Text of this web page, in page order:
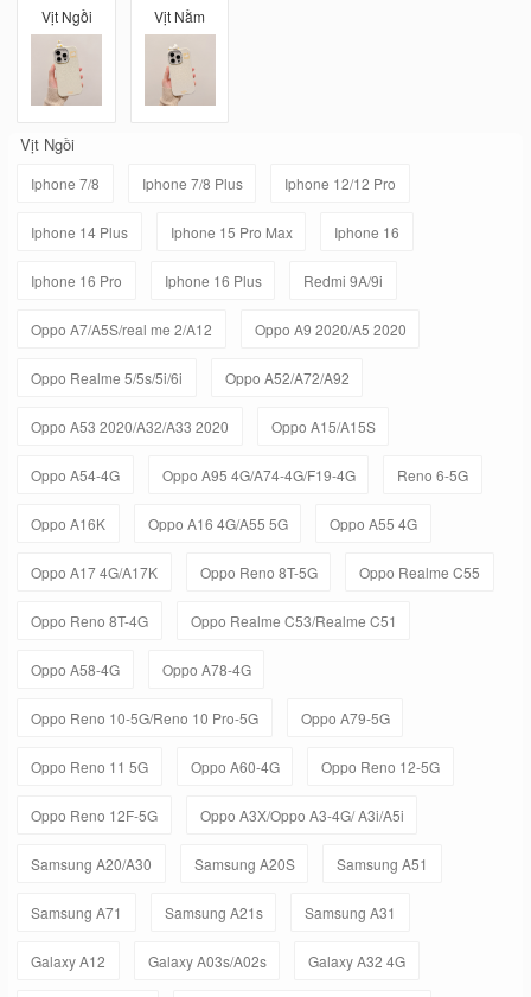
Vịt Ngồi Vịt Nằm
Vịt Ngồi
Iphone 7/8 Iphone 7/8 Plus Iphone 12/12 Pro
Iphone 14 Plus Iphone 15 Pro Max Iphone 16
Iphone 16 Pro Iphone 16 Plus Redmi 9A/9i
Oppo A7/A5S/real me 2/A12 Oppo A9 2020/A5 2020
Oppo Realme 5/5s/5i/6i Oppo A52/A72/A92
Oppo A53 2020/A32/A33 2020 Oppo A15/A15S
Oppo A54-4G Oppo A95 4G/A74-4G/F19-4G Reno 6-5G
Oppo A16K Oppo A16 4G/A55 5G Oppo A55 4G
Oppo A17 4G/A17K Oppo Reno 8T-5G Oppo Realme C55
Oppo Reno 8T-4G Oppo Realme C53/Realme C51
Oppo A58-4G Oppo A78-4G
Oppo Reno 10-5G/Reno 10 Pro-5G Oppo A79-5G
Oppo Reno 11 5G Oppo A60-4G Oppo Reno 12-5G
Oppo Reno 12F-5G Oppo A3X/Oppo A3-4G/ A3i/A5i
Samsung A20/A30 Samsung A20S Samsung A51
Samsung A71 Samsung A21s Samsung A31
Galaxy A12 Galaxy A03s/A02s Galaxy A32 4G